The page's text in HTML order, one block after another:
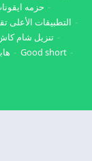
حزمه
التطبيقات الأعلى
تنزيل شام
Good short